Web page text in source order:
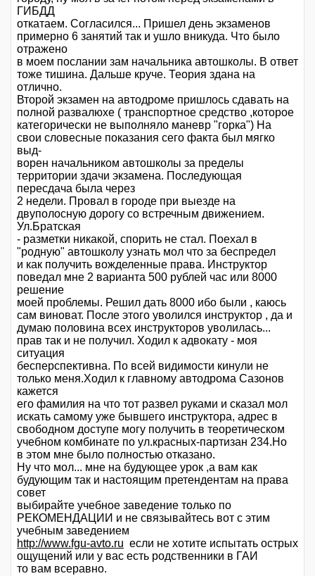
ГИБДД
откатаем. Согласился... Пришел день экзаменов
примерно 6 занятий так и ушло вникуда. Что было
отражено
в моем послании зам начальника автошколы. В ответ
тоже тишина. Дальше круче. Теория здана на
отлично.
Второй экзамен на автодроме пришлось сдавать на
полной развалюхе ( транспортное средство ,которое
категорически не выполняло маневр "горка") На
свои словесные показания сего факта был мягко
выд-
ворен начальником автошколы за пределы
территории здачи экзамена. Последующая
пересдача была через
2 недели. Провал в городе при выезде на
двуполосную дорогу со встречным движением.
Ул.Братская
- разметки никакой, спорить не стал. Поехал в
"родную" автошколу узнать мол что за беспредел
и как получить вожделенные права. Инструктор
поведал мне 2 варианта 500 рублей час или 8000
решение
моей проблемы. Решил дать 8000 ибо были , каюсь
сам виноват. После этого уволился инструктор , да и
думаю половина всех инструкторов уволилась...
прав так и не получил. Ходил к адвокату - моя
ситуация
бесперспективна. По всей видимости кинули не
только меня.Ходил к главному автодрома Сазонов
кажется
его фамилия на что тот развел руками и сказал мол
искать самому уже бывшего инструктора, адрес в
свободном доступе могу получить в теоретическом
учебном комбинате по ул.красных-партизан 234.Но
в этом мне было полностью отказано.
Ну что мол... мне на будующее урок ,а вам как
будующим так и настоящим претендентам на права
совет
выбирайте учебное заведение только по
РЕКОМЕНДАЦИИ и не связывайтесь вот с этим
учебным заведением
http://www.fgu-avto.ru если не хотите испытать острых
ощущений или у вас есть родственники в ГАИ
то вам всеравно.